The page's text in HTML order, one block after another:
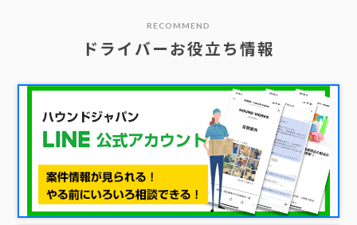
RECOMMEND
ドライバーお役立ち情報